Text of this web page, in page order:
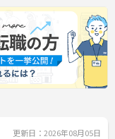
更新日：2026年08月05日